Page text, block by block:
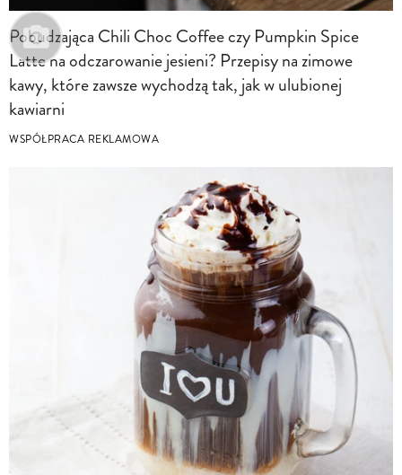
Pobudzająca Chili Choc Coffee czy Pumpkin Spice
Latte ​​na odczarowanie jesieni? Przepisy na zimowe
kawy, które zawsze wychodzą tak, jak w ulubionej
kawiarni
WSPÓŁPRACA REKLAMOWA